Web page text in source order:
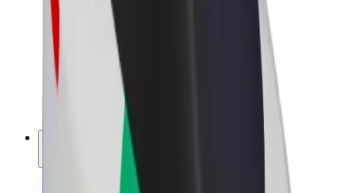
Câștiguri curier
Comercianți Bolt Food